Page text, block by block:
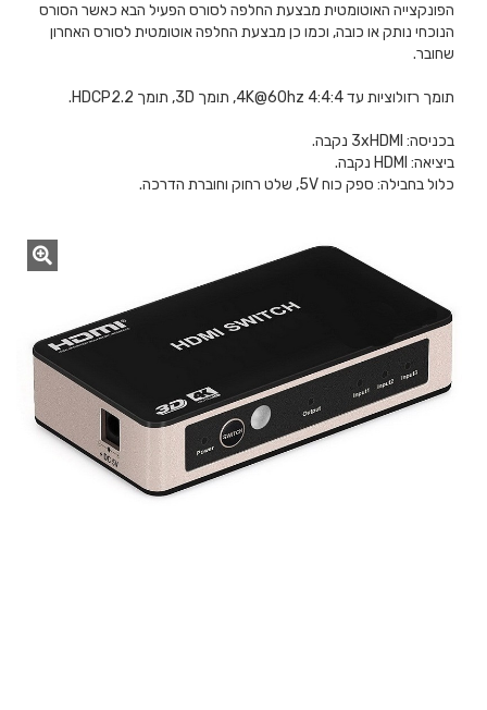
הפונקצייה האוטומטית מבצעת החלפה לסורס הפעיל הבא כאשר הסורס
הנוכחי נותק או כובה, וכמו כן מבצעת החלפה אוטומטית לסורס האחרון
שחובר.
תומך רזולוציות עד 4K@60hz 4:4:4, תומך 3D, תומך HDCP2.2.
בכניסה: 3xHDMI נקבה.
ביציאה: HDMI נקבה.
כלול בחבילה: ספק כוח 5V, שלט רחוק וחוברת הדרכה.